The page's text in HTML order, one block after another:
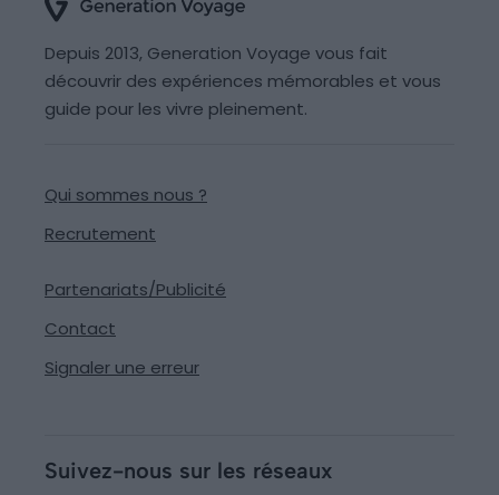
Depuis 2013, Generation Voyage vous fait
découvrir des expériences mémorables et vous
guide pour les vivre pleinement.
Qui sommes nous ?
Recrutement
Partenariats/Publicité
Contact
Signaler une erreur
Suivez-nous sur les réseaux